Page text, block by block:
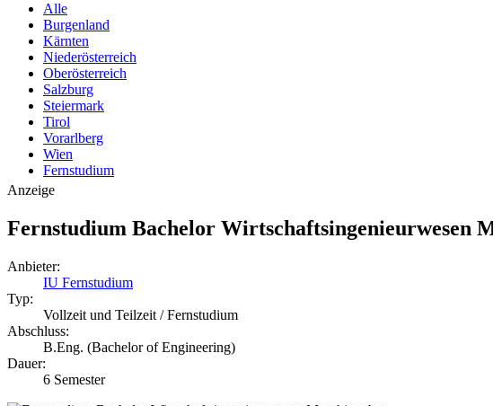
Alle
Burgenland
Kärnten
Niederösterreich
Oberösterreich
Salzburg
Steiermark
Tirol
Vorarlberg
Wien
Fernstudium
Anzeige
Fernstudium Bachelor Wirtschaftsingenieurwesen
Anbieter:
IU Fernstudium
Typ:
Vollzeit und Teilzeit / Fernstudium
Abschluss:
B.Eng. (Bachelor of Engineering)
Dauer:
6 Semester